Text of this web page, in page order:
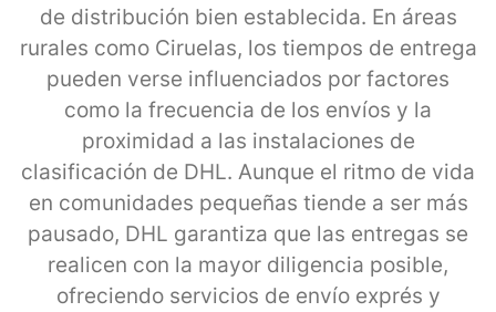
de distribución bien establecida. En áreas
rurales como Ciruelas, los tiempos de entrega
pueden verse influenciados por factores
como la frecuencia de los envíos y la
proximidad a las instalaciones de
clasificación de DHL. Aunque el ritmo de vida
en comunidades pequeñas tiende a ser más
pausado, DHL garantiza que las entregas se
realicen con la mayor diligencia posible,
ofreciendo servicios de envío exprés y